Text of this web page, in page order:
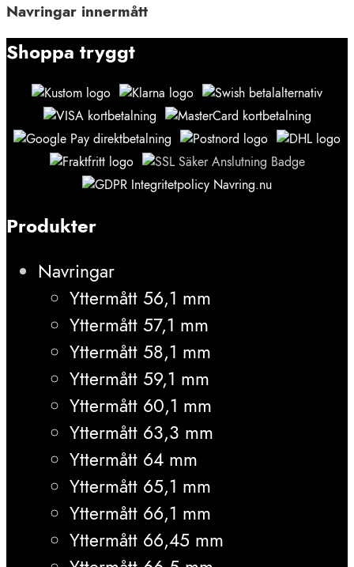
Navringar innermått
Shoppa tryggt
Produkter
Navringar
Yttermått 56,1 mm
Yttermått 57,1 mm
Yttermått 58,1 mm
Yttermått 59,1 mm
Yttermått 60,1 mm
Yttermått 63,3 mm
Yttermått 64 mm
Yttermått 65,1 mm
Yttermått 66,1 mm
Yttermått 66,45 mm